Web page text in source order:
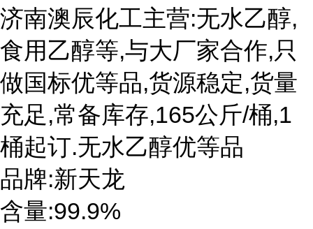
济南澳辰化工主营:无水乙醇,
食用乙醇等,与大厂家合作,只
做国标优等品,货源稳定,货量
充足,常备库存,165公斤/桶,1
桶起订.无水乙醇优等品
品牌:新天龙
含量:99.9%